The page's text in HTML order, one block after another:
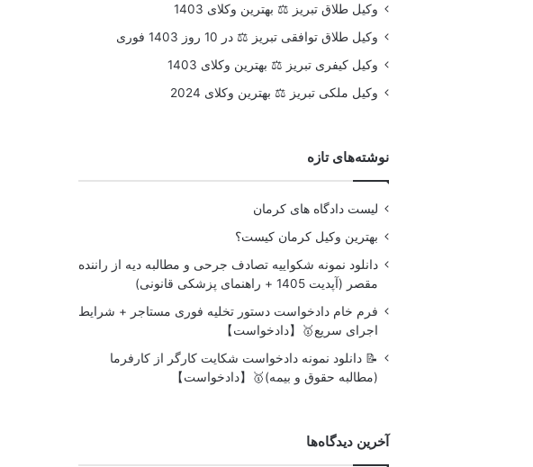
وکیل طلاق تبریز ⚖️ بهترین وکلای 1403
وکیل طلاق توافقی تبریز ⚖️ در 10 روز 1403 فوری
وکیل کیفری تبریز ⚖️ بهترین وکلای 1403
وکیل ملکی تبریز ⚖️ بهترین وکلای 2024
نوشته‌های تازه
لیست دادگاه های کرمان
بهترین وکیل کرمان کیست؟
دانلود نمونه شکواییه تصادف جرحی و مطالبه دیه از راننده
مقصر (آپدیت 1405 + راهنمای پزشکی قانونی)
فرم خام دادخواست دستور تخلیه فوری مستاجر + شرایط
اجرای سریع🥇【دادخواست】
📝 دانلود نمونه دادخواست شکایت کارگر از کارفرما
(مطالبه حقوق و بیمه)🥇【دادخواست】
آخرین دیدگاه‌ها